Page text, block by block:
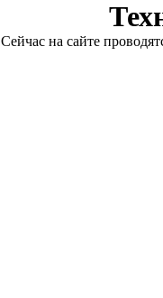
Сейчас на сайте